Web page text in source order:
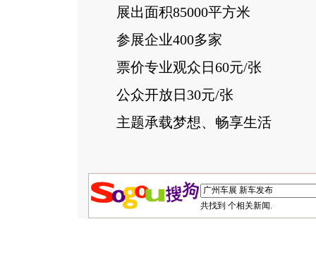
展出面积85000平方米
参展企业400多家
票价专业观众日60元/张
公众开放日30元/张
主题承载梦想、畅享生活
共找到 个相关新闻.